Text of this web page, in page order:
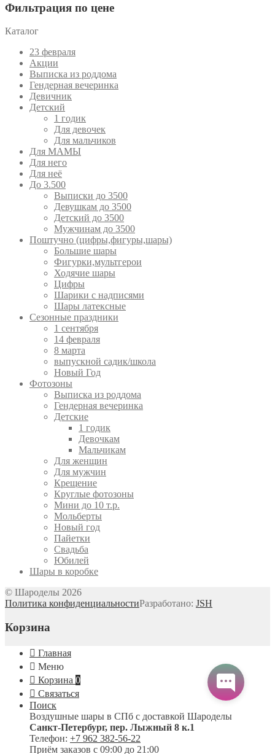
Фильтрация по цене
Каталог
23 февраля
Акции
Выписка из роддома
Гендерная вечеринка
Девичник
Детский
1 годик
Для девочек
Для мальчиков
Для МАМЫ
Для него
Для неё
До 3.500
Выписки до 3500
Девушкам до 3500
Детский до 3500
Мужчинам до 3500
Поштучно (цифры,фигуры,шары)
Большие шары
Фигурки,мультгерои
Ходячие шары
Цифры
Шарики с надписями
Шары латексные
Сезонные праздники
1 сентября
14 февраля
8 марта
выпускной садик/школа
Новый Год
Фотозоны
Выписка из роддома
Гендерная вечеринка
Детские
1 годик
Девочкам
Мальчикам
Для женщин
Для мужчин
Крещение
Круглые фотозоны
Мини до 10 т.р.
Мольберты
Новый год
Пайетки
Свадьба
Юбилей
Шары в коробке
© Шароделы 2026
Политика конфиденциальностиРазработано: JSH
Корзина
Главная
Меню
Корзина 0
Связаться
Поиск
Воздушные шары в СПб с доставкой Шароделы
Санкт-Петербург, пер. Лыжный 8 к.1
Телефон: +7 962 382-56-22
Приём заказов с 09:00 до 21:00